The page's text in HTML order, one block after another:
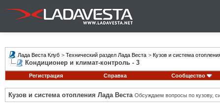
Лада Веста Клуб > Технический раздел Лада Веста > Кузов и система
Кондиционер и климат-контроль - 3
Регистрация Справка Сообщество
Кузов и система отопления Лада Веста Обсуждаем вопросы по кузову,